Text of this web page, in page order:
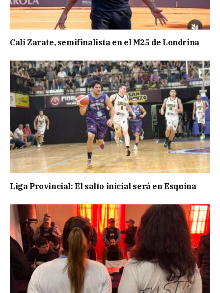
Cali Zarate, semifinalista en el M25 de Londrina
Liga Provincial: El salto inicial será en Esquina